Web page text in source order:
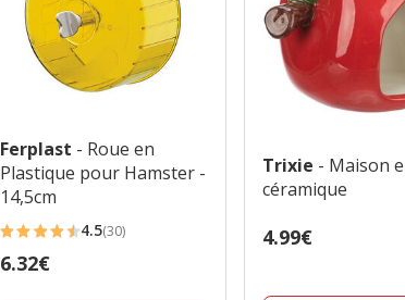
Ferplast - Roue en
Plastique pour Hamster -
14,5cm
4.5
étoiles
4.5(30)
Prix
6.32€
Trixie - Maison
céramique
Prix
4.99€